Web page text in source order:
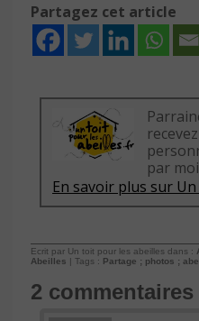
Partagez cet article
par
En savoir plus sur
Ecrit par Un toit pour les abeilles dans :
Abeilles | Tags : Partage ; photos ;
2 commentaires